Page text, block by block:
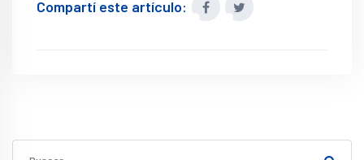
Compartí este artículo: